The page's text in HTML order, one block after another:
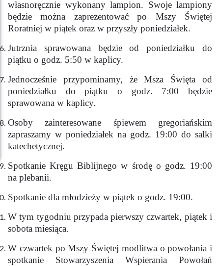
własnoręcznie wykonany lampion. Swoje lampiony
będzie można zaprezentować po Mszy Świętej
Roratniej w piątek oraz w przyszły poniedziałek.
Jutrznia sprawowana będzie od poniedziałku do
piątku o godz. 5:50 w kaplicy.
Jednocześnie przypominamy, że Msza Święta od
poniedziałku do piątku o godz. 7:00 będzie
sprawowana w kaplicy.
Osoby zainteresowane śpiewem gregoriańskim
zapraszamy w poniedziałek na godz. 19:00 do salki
katechetycznej.
Spotkanie Kręgu Biblijnego w środę o godz. 19:00
na plebanii.
Spotkanie dla młodzieży w piątek o godz. 19:00.
W tym tygodniu przypada pierwszy czwartek, piątek i
sobota miesiąca.
W czwartek po Mszy Świętej modlitwa o powołania i
spotkanie Stowarzyszenia Wspierania Powołań